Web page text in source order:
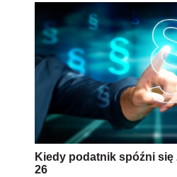
Kiedy podatnik spóźni się
26